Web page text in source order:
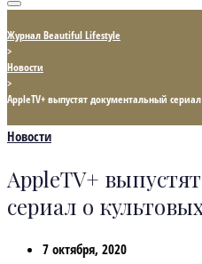
Журнал Beautiful Lifestyle
>
Новости
>
AppleTV+ выпустят документальный
Новости
AppleTV+
сериал о
7 октября, 2020